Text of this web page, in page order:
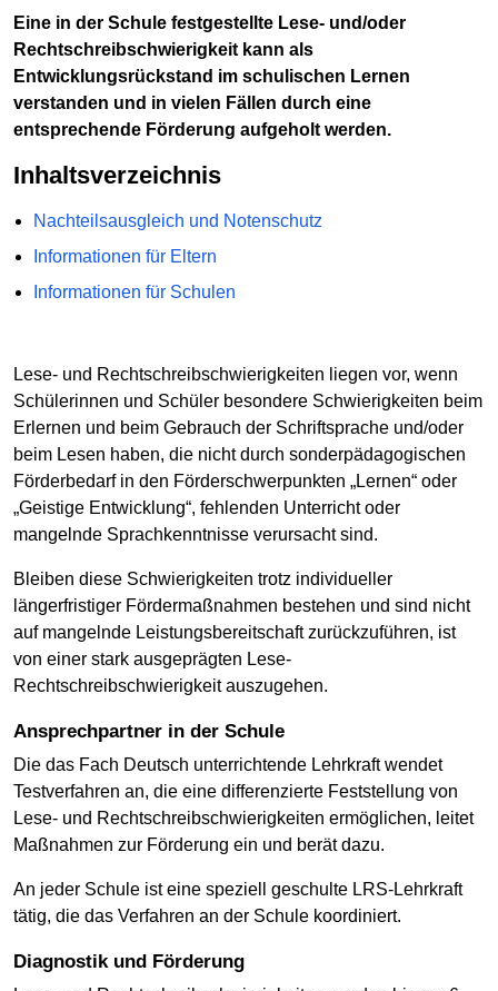
Eine in der Schule festgestellte Lese- und/oder
Rechtschreibschwierigkeit kann als
Entwicklungsrückstand im schulischen Lernen
verstanden und in vielen Fällen durch eine
entsprechende Förderung aufgeholt werden.
Inhaltsverzeichnis
Nachteilsausgleich und Notenschutz
Informationen für Eltern
Informationen für Schulen
Lese- und Rechtschreibschwierigkeiten liegen vor, wenn
Schülerinnen und Schüler besondere Schwierigkeiten beim
Erlernen und beim Gebrauch der Schriftsprache und/oder
beim Lesen haben, die nicht durch sonderpädagogischen
Förderbedarf in den Förderschwerpunkten „Lernen“ oder
„Geistige Entwicklung“, fehlenden Unterricht oder
mangelnde Sprachkenntnisse verursacht sind.
Bleiben diese Schwierigkeiten trotz individueller
längerfristiger Fördermaßnahmen bestehen und sind nicht
auf mangelnde Leistungsbereitschaft zurückzuführen, ist
von einer stark ausgeprägten Lese-
Rechtschreibschwierigkeit auszugehen.
Ansprechpartner in der Schule
Die das Fach Deutsch unterrichtende Lehrkraft wendet
Testverfahren an, die eine differenzierte Feststellung von
Lese- und Rechtschreibschwierigkeiten ermöglichen, leitet
Maßnahmen zur Förderung ein und berät dazu.
An jeder Schule ist eine speziell geschulte LRS-Lehrkraft
tätig, die das Verfahren an der Schule koordiniert.
Diagnostik und Förderung